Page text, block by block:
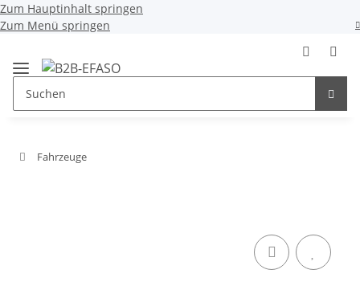
Zum Hauptinhalt springen
Zum Menü springen
Fahrzeuge